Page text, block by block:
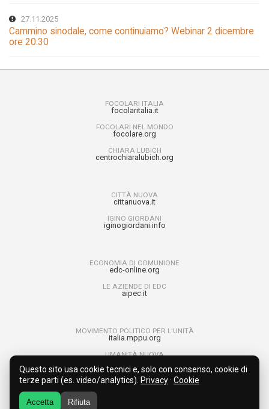
27.11.2025
Cammino sinodale, come continuiamo? Webinar 2 dicembre
ore 20:30
FOCOLARI ITALIA
focolaritalia.it
FOCOLARI NEL MONDO
focolare.org
CHIARA LUBICH
centrochiaralubich.org
CITTÀ NUOVA
cittanuova.it
IGINO GIORDANI
iginogiordani.info
ECONOMIA DI COMUNIONE
edc-online.org
LE AZIENDE DI EDC
aipec.it
MOVIMENTO POLITICO PER L'UNITÀ
italia.mppu.org
UMANITÀ NUOVA
RAGAZZI PER L’UNITÀ
run4unity.net
Questo sito usa cookie tecnici e, solo con consenso, cookie di
terze parti (es. video/analytics). Privacy· Cookie
Accetta Rifiuta